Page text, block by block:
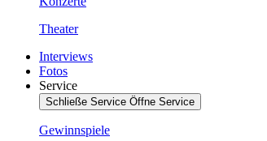
Theater
Interviews
Fotos
Service
Schließe Service Öffne Service
Gewinnspiele